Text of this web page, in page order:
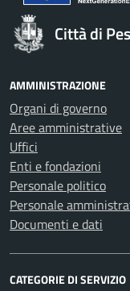
Città di
AMMINISTRAZIONE
Organi di governo
Aree amministrative
Uffici
Enti e fondazioni
Personale politico
Personale
Documenti e dati
CATEGORIE DI SERVIZIO